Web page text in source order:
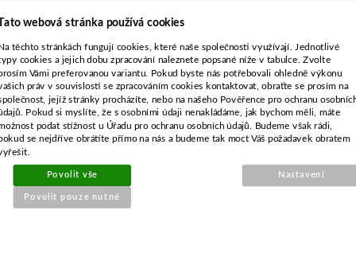
Nůž univerzál 50,0cm (bez
webová stránka používá cookies
těchto stránkách fungují cookies, které naše společnosti využívají. Jednotlivé
cookies a jejich dobu zpracování naleznete popsané níže v tabulce. Zvolte
Vámi preferovanou variantu. Pokud byste nás potřebovali ohledně výkonu
práv v souvislosti se zpracováním cookies kontaktovat, obraťte se prosím na
jejíž stránky procházíte, nebo na našeho Pověřence pro ochranu
Pokud si myslíte, že s osobními údaji nenakládáme, jak bychom měli, máte
podat stížnost u Úřadu pro ochranu osobních údajů. Budeme však rádi,
se nejdříve obrátíte přímo na nás a budeme tak moct Váš požadavek obratem
Povolit vše
Povolit pouze nutné
Nastavení